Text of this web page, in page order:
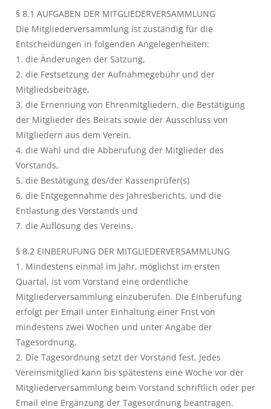
§ 8.1 AUFGABEN DER MITGLIEDERVERSAMMLUNG
Die Mitgliederversammlung ist zuständig für die
Entscheidungen in folgenden Angelegenheiten:
1. die Änderungen der Satzung,
2. die Festsetzung der Aufnahmegebühr und der
Mitgliedsbeiträge,
3. die Ernennung von Ehrenmitgliedern, die Bestätigung
der Mitglieder des Beirats sowie der Ausschluss von
Mitgliedern aus dem Verein.
4. die Wahl und die Abberufung der Mitglieder des
Vorstands,
5. die Bestätigung des/der Kassenprüfer(s)
6. die Entgegennahme des Jahresberichts, und die
Entlastung des Vorstands und
7. die Auflösung des Vereins.
§ 8.2 EINBERUFUNG DER MITGLIEDERVERSAMMLUNG
1. Mindestens einmal im Jahr, möglichst im ersten
Quartal, ist vom Vorstand eine ordentliche
Mitgliederversammlung einzuberufen. Die Einberufung
erfolgt per Email unter Einhaltung einer Frist von
mindestens zwei Wochen und unter Angabe der
Tagesordnung.
2. Die Tagesordnung setzt der Vorstand fest. Jedes
Vereinsmitglied kann bis spätestens eine Woche vor der
Mitgliederversammlung beim Vorstand schriftlich oder per
Email eine Ergänzung der Tagesordnung beantragen.